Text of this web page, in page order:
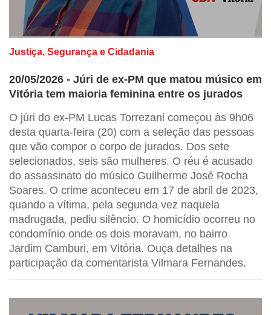
Justiça, Segurança e Cidadania
20/05/2026 - Júri de ex-PM que matou músico em
Vitória tem maioria feminina entre os jurados
O júri do ex-PM Lucas Torrezani começou às 9h06
desta quarta-feira (20) com a seleção das pessoas
que vão compor o corpo de jurados. Dos sete
selecionados, seis são mulheres. O réu é acusado
do assassinato do músico Guilherme José Rocha
Soares. O crime aconteceu em 17 de abril de 2023,
quando a vítima, pela segunda vez naquela
madrugada, pediu silêncio. O homicídio ocorreu no
condomínio onde os dois moravam, no bairro
Jardim Camburi, em Vitória. Ouça detalhes na
participação da comentarista Vilmara Fernandes.